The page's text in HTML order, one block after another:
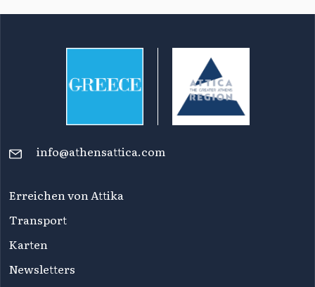
info@athensattica.com
Erreichen von Attika
Transport
Karten
Newsletters